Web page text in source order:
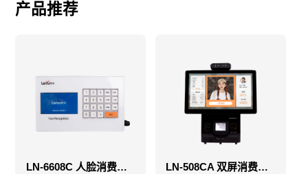
产品推荐
LN-6608C 人脸消费机-售饭机-消费机 LN-508CA 双屏消费机-售饭机-消费机